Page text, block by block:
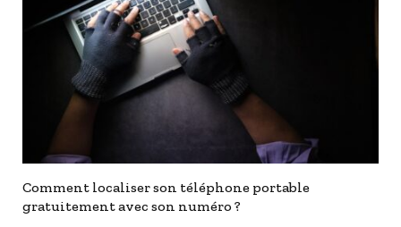
Comment localiser son téléphone portable
gratuitement avec son numéro ?